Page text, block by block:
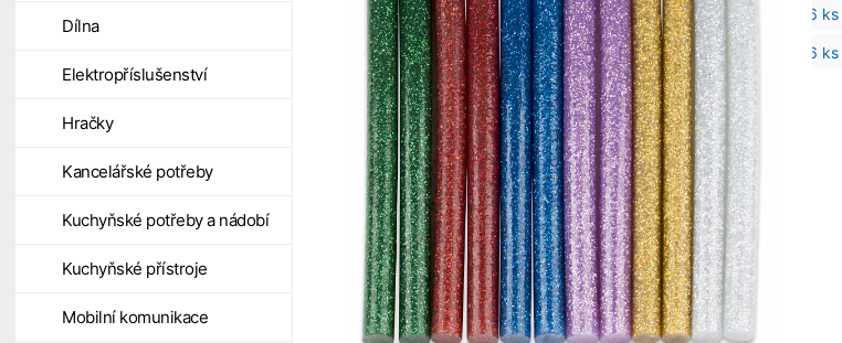
Dílna
Elektropříslušenství
Hračky
Kancelářské potřeby
Kuchyňské potřeby a nádobí
Kuchyňské přístroje
Mobilní komunikace